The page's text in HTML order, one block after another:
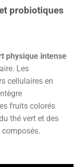
probiotiques
physique intense
Les
cellulaires en
fruits colorés
thé vert et des
composés.